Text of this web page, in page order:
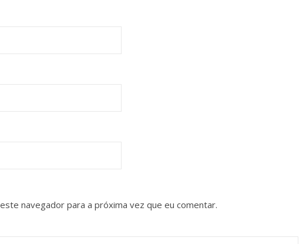
navegador para a próxima vez que eu comentar.